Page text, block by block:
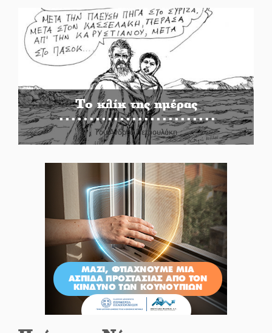
Το κλίκ της ημέρας
Του Ανδρέα Πετρουλάκη